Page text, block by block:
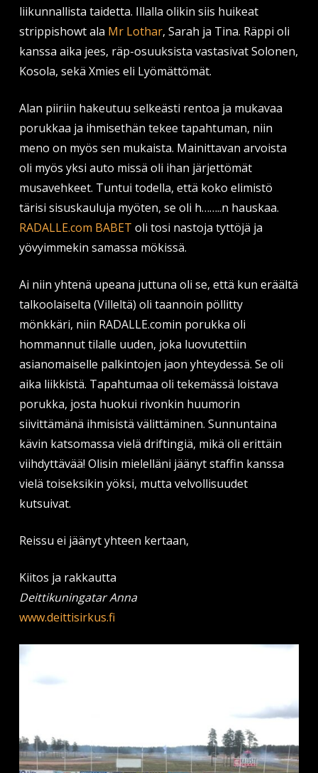
liikunnallista taidetta. Illalla olikin siis huikeat
strippishowt ala Mr Lothar, Sarah ja Tina. Räppi oli
kanssa aika jees, räp-osuuksista vastasivat Solonen,
Kosola, sekä Xmies eli Lyömättömät.
Alan piiriin hakeutuu selkeästi rentoa ja mukavaa
porukkaa ja ihmisethän tekee tapahtuman, niin
meno on myös sen mukaista. Mainittavan arvoista
oli myös yksi auto missä oli ihan järjettömät
musavehkeet. Tuntui todella, että koko elimistö
tärisi sisuskauluja myöten, se oli h……..n hauskaa.
RADALLE.com BABET oli tosi nastoja tyttöjä ja
yövyimmekin samassa mökissä.
Ai niin yhtenä upeana juttuna oli se, että kun eräältä
talkoolaiselta (Villeltä) oli taannoin pöllitty
mönkkäri, niin RADALLE.comin porukka oli
hommannut tilalle uuden, joka luovutettiin
asianomaiselle palkintojen jaon yhteydessä. Se oli
aika liikkistä. Tapahtumaa oli tekemässä loistava
porukka, josta huokui rivonkin huumorin
siivittämänä ihmisistä välittäminen. Sunnuntaina
kävin katsomassa vielä driftingiä, mikä oli erittäin
viihdyttävää! Olisin mielelläni jäänyt staffin kanssa
vielä toiseksikin yöksi, mutta velvollisuudet
kutsuivat.
Reissu ei jäänyt yhteen kertaan,
Kiitos ja rakkautta
Deittikuningatar Anna
www.deittisirkus.fi